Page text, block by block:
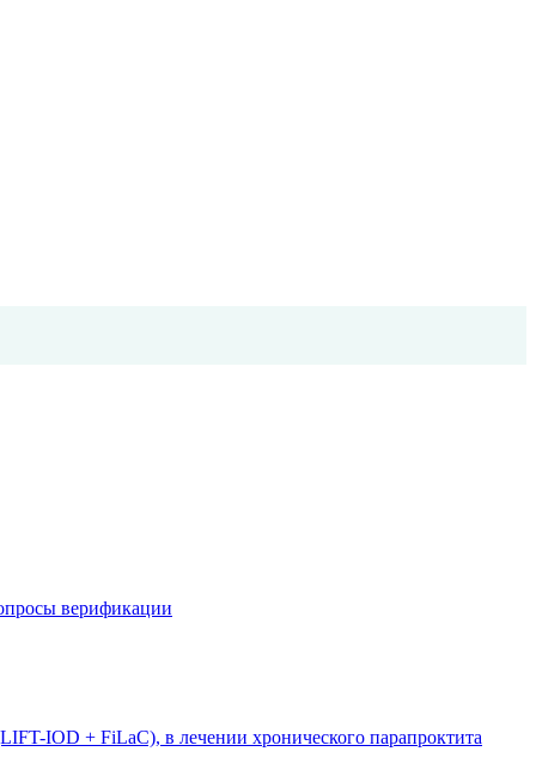
верификации
IOD + FiLaC), в лечении хронического парапроктита